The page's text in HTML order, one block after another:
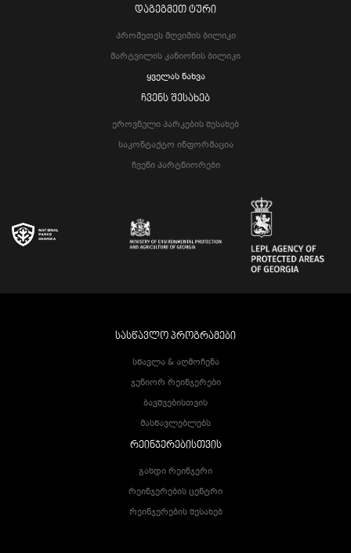
ᲓᲐᲒᲔᲒᲛᲔᲗ ᲢᲣᲠᲘ
Პრომეთეს Მღვიმის Ბილიკი
Მარტვილის Კანიონის Ბილიკი
Ყველას Ნახვა
ᲩᲕᲔᲜᲡ ᲨᲔᲡᲐᲮᲔᲑ
Ეროვნული Პარკების Შესახებ
Საკონტაქტო Ინფორმაცია
Ჩვენი Პარტნიორები
ᲡᲐᲡᲬᲐᲕᲚᲝ ᲞᲠᲝᲒᲠᲐᲛᲔᲑᲘ
Სწავლა & Აღმოჩენა
Ჯუნიორ Რეინჯერები
Ბავშვებისთვის
Მასწავლებლებს
ᲠᲔᲘᲜᲯᲔᲠᲔᲑᲘᲡᲗᲕᲘᲡ
Გახდი Რეინჯერი
Რეინჯერების Ცენტრი
Რეინჯერების Შესახებ